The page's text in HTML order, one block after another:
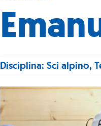
Disciplina: Sci alpino,